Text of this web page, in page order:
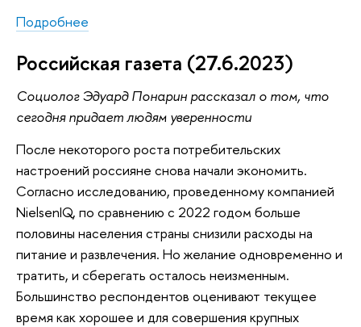
Подробнее
Российская газета (27.6.2023)
Социолог Эдуард Понарин рассказал о том, что
сегодня придает людям уверенности
После некоторого роста потребительских
настроений россияне снова начали экономить.
Согласно исследованию, проведенному компанией
NielsenIQ, по сравнению с 2022 годом больше
половины населения страны снизили расходы на
питание и развлечения. Но желание одновременно и
тратить, и сберегать осталось неизменным.
Большинство респондентов оценивают текущее
время как хорошее и для совершения крупных